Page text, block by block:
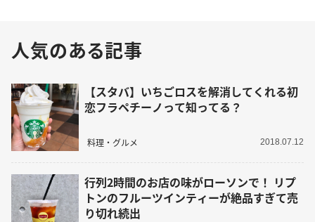
人気のある記事
【スタバ】いちごロスを解消してくれる初
恋フラペチーノって知ってる？
料理・グルメ 2018.07.12
行列2時間のお店の味がローソンで！ リプ
トンのフルーツインティーが絶品すぎて売
り切れ続出